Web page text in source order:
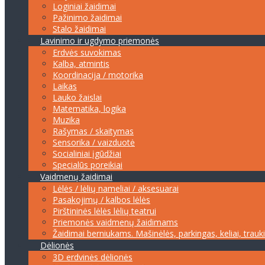
Loginiai žaidimai
Pažinimo žaidimai
Stalo žaidimai
Lavinimo ir ugdymo priemonės
Erdvės suvokimas
Kalba, atmintis
Koordinacija / motorika
Laikas
Lauko žaislai
Matematika, logika
Muzika
Rašymas / skaitymas
Sensorika / vaizduotė
Socialiniai įgūdžiai
Specialūs poreikiai
Vaidmenų žaidimai
Lėlės / lėlių nameliai / aksesuarai
Pasakojimų / kalbos lėlės
Pirštininės lėlės lėlių teatrui
Priemonės vaidmenų žaidimams
Žaidimai berniukams. Mašinėlės, parkingas, keliai,
Dėlionės
3D erdvinės dėlionės